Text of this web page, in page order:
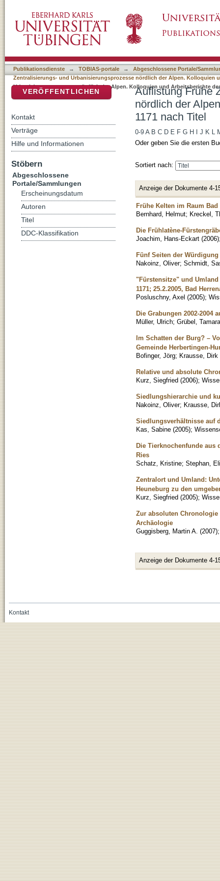
Arbeitsberichte des DFG-SPP 1171 nach
Publikationsdienste → TOBIAS-portale →
Abgeschlossene Portale/
Zentralisierungs- und Urbanisierungsprozesse nördlich der Alpen. Kolloquien
Urbanisierungsprozesse nördlich der Alpen. Kolloquien und Arbeitsberichte
Auflistung Frühe
nördlich der
1171 nach Titel
0-9 A B C D E F G H J K L
Oder geben Sie die ersten
Sortiert nach:
Anzeige der Dokumente 4-
Frühe Kelten im Raum
Bernhard, Helmut; Kreckel,
Die Frühlatène-
Joachim, Hans-Eckart (2006)
Fünf Seiten der
Nakoinz, Oliver; Schmidt,
"Fürstensitze" und
1171; 25.2.2005, Bad
Posluschny, Axel (2005);
Die Grabungen 2002-2004
Müller, Ulrich; Grübel, Tamara
Im Schatten der Burg? –
Gemeinde Herbertingen-
Bofinger, Jörg; Krausse, Dirk
Relative und absolute
Kurz, Siegfried (2006);
Siedlungshierarchie und
Nakoinz, Oliver; Krausse,
Siedlungsverhältnisse auf
Kas, Sabine (2005);
Die Tierknochenfunde aus
Ries
Schatz, Kristine; Stephan,
Zentralort und Umland:
Heuneburg zu den
Kurz, Siegfried (2005);
Zur absoluten Chronologie
Archäologie
Guggisberg, Martin A. (2007)
Anzeige der Dokumente 4-
VERÖFFENTLICHEN
Kontakt
Verträge
Hilfe und Informationen
Stöbern
Abgeschlossene
Portale/Sammlungen
Erscheinungsdatum
Autoren
Titel
DDC-Klassifikation
Kontakt